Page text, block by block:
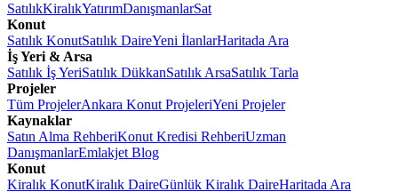
SatılıkKiralıkYatırımDanışmanlarSat
Konut
Satılık KonutSatılık DaireYeni İlanlarHaritada Ara
İş Yeri & Arsa
Satılık İş YeriSatılık DükkanSatılık ArsaSatılık Tarla
Projeler
Tüm ProjelerAnkara Konut ProjeleriYeni Projeler
Kaynaklar
Satın Alma RehberiKonut Kredisi RehberiUzman
DanışmanlarEmlakjet Blog
Konut
Kiralık KonutKiralık DaireGünlük Kiralık DaireHaritada Ara